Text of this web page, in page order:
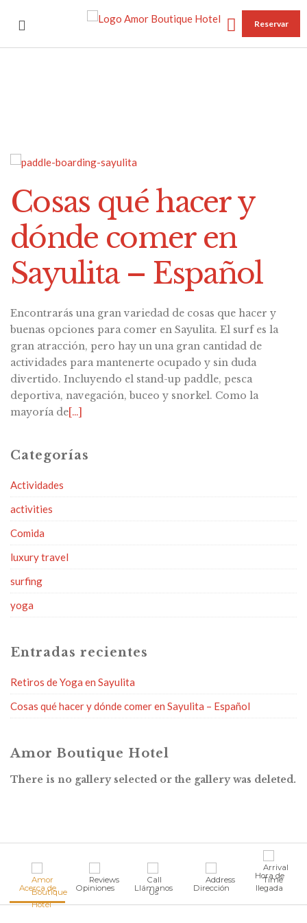
Reservar
Cosas qué hacer y
dónde comer en
Sayulita – Español
Encontrarás una gran variedad de cosas que hacer y
buenas opciones para comer en Sayulita. El surf es la
gran atracción, pero hay un una gran cantidad de
actividades para mantenerte ocupado y sin duda
divertido. Incluyendo el stand-up paddle, pesca
deportiva, navegación, buceo y snorkel. Como la
mayoría de[…]
Categorías
Actividades
activities
Comida
luxury travel
surfing
yoga
Entradas recientes
Retiros de Yoga en Sayulita
Cosas qué hacer y dónde comer en Sayulita – Español
Amor Boutique Hotel
There is no gallery selected or the gallery was deleted.
Acerca de Opiniones Llámanos Dirección
Hora de
llegada